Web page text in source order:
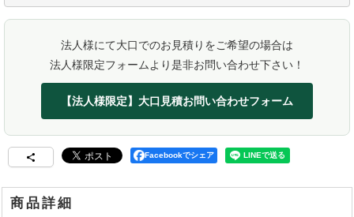
法人様にて大口でのお見積りをご希望の場合は
法人様限定フォームより是非お問い合わせ下さい！
【法人様限定】大口見積お問い合わせフォーム
Facebookでシェア
商品詳細